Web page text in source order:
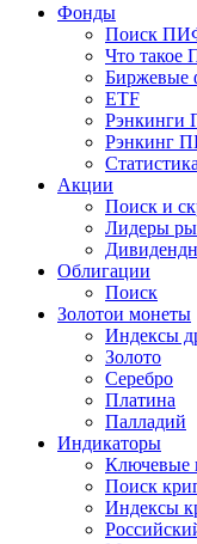
Фонды
Поиск
Что
Биржевые
ETF
Рэнкинг
Акции
Поиск и
Лидеры
Облигации
Поиск
Золотои монеты
Индексы
Золото
Серебро
Платина
Палладий
Индикаторы
Ключевые
Поиск
Индексы